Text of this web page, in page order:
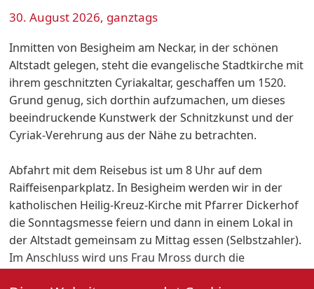
30. August 2026, ganztags
Inmitten von Besigheim am Neckar, in der schönen
Altstadt gelegen, steht die evangelische Stadtkirche mit
ihrem geschnitzten Cyriakaltar, geschaffen um 1520.
Grund genug, sich dorthin aufzumachen, um dieses
beeindruckende Kunstwerk der Schnitzkunst und der
Cyriak-Verehrung aus der Nähe zu betrachten.
Abfahrt mit dem Reisebus ist um 8 Uhr auf dem
Raiffeisenparkplatz. In Besigheim werden wir in der
katholischen Heilig-Kreuz-Kirche mit Pfarrer Dickerhof
die Sonntagsmesse feiern und dann in einem Lokal in
der Altstadt gemeinsam zu Mittag essen (Selbstzahler).
Im Anschluss wird uns Frau Mross durch die